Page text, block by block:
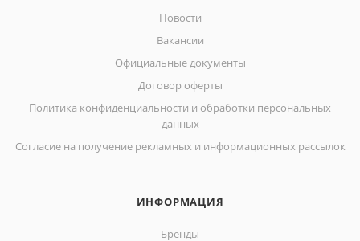
Новости
Вакансии
Официальные документы
Договор оферты
Политика конфиденциальности и обработки персональных
данных
Согласие на получение рекламных и информационных рассылок
ИНФОРМАЦИЯ
Бренды